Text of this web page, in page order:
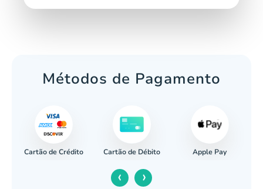
Métodos de Pagamento
Cartão de Crédito Cartão de Débito Apple Pay
‹ ›